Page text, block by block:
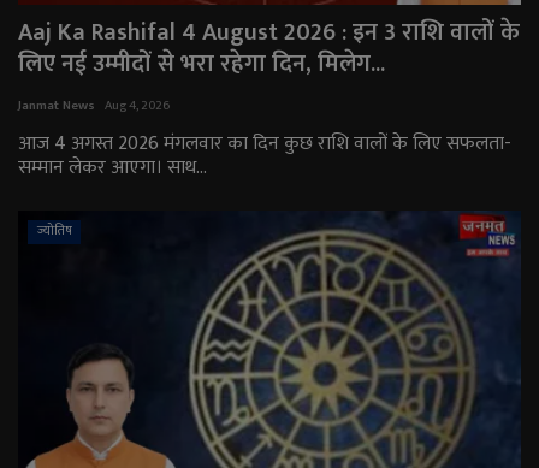
Aaj Ka Rashifal 4 August 2026 : इन 3 राशि वालों के
लिए नई उम्मीदों से भरा रहेगा दिन, मिलेग...
Janmat News Aug 4, 2026
आज 4 अगस्त 2026 मंगलवार का दिन कुछ राशि वालों के लिए सफलता-
सम्मान लेकर आएगा। साथ...
ज्योतिष